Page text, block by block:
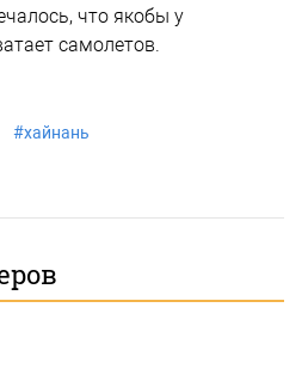
что якобы у
самолетов.
#хайнань